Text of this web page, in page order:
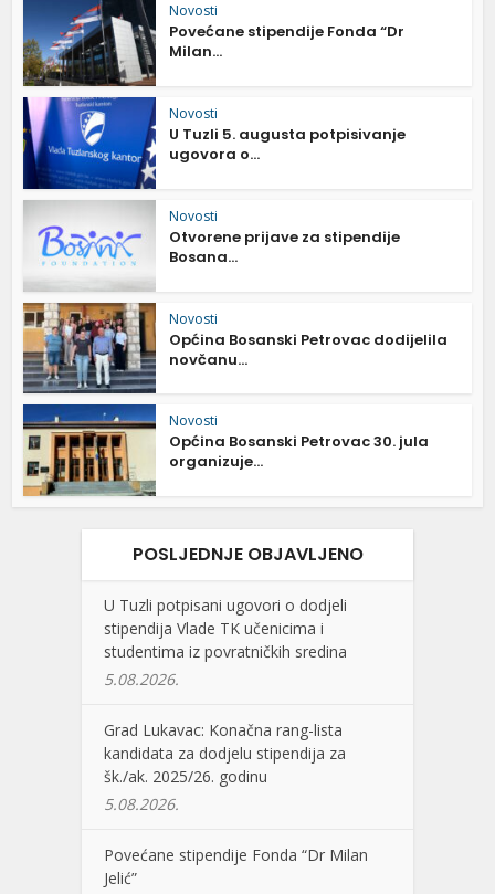
Novosti
Povećane stipendije Fonda “Dr
Milan...
Novosti
U Tuzli 5. augusta potpisivanje
ugovora o...
Novosti
Otvorene prijave za stipendije
Bosana...
Novosti
Općina Bosanski Petrovac dodijelila
novčanu...
Novosti
Općina Bosanski Petrovac 30. jula
organizuje...
POSLJEDNJE OBJAVLJENO
U Tuzli potpisani ugovori o dodjeli
stipendija Vlade TK učenicima i
studentima iz povratničkih sredina
5.08.2026.
Grad Lukavac: Konačna rang-lista
kandidata za dodjelu stipendija za
šk./ak. 2025/26. godinu
5.08.2026.
Povećane stipendije Fonda “Dr Milan
Jelić”